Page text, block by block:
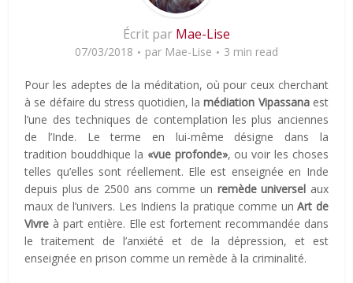
Écrit par Mae-Lise
07/03/2018 par Mae-Lise 3 min read
Pour les adeptes de la méditation, où pour ceux cherchant
à se défaire du stress quotidien, lamédiation Vipassanaest
l’une des techniques de contemplation les plus anciennes
de l’Inde. Le terme en lui-même désigne dans la
tradition bouddhique la «vue profonde», ou voir les choses
telles qu’elles sont réellement. Elle est enseignée en Inde
depuis plus de 2500 ans comme un remède universel aux
maux de l’univers. Les Indiens la pratique comme unArt de
Vivre à part entière. Elle est fortement recommandée dans
le traitement de l’anxiété et de la dépression, et est
enseignée en prison comme un remède à la criminalité.